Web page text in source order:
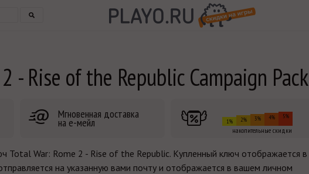
- Rise of the Republic Campaign Pack
Мгновенная доставка
на е-мейл 1% 2% 3% 4% 5%
накопительные скидки
Total War: Rome 2 - Rise of the Republic. Купленный ключ отображается в
на указанную вами почту и отображается в вашем личном